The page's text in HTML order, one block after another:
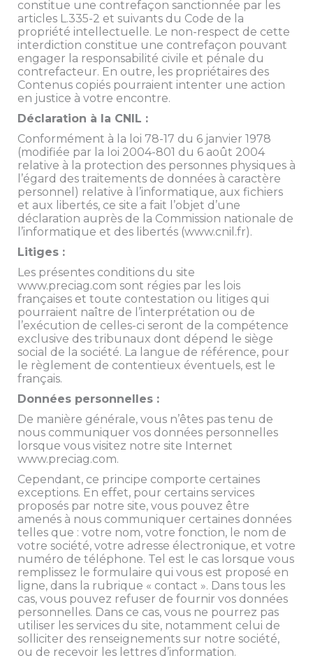
constitue une contrefaçon sanctionnée par les
articles L.335-2 et suivants du Code de la
propriété intellectuelle. Le non-respect de cette
interdiction constitue une contrefaçon pouvant
engager la responsabilité civile et pénale du
contrefacteur. En outre, les propriétaires des
Contenus copiés pourraient intenter une action
en justice à votre encontre.
Déclaration à la CNIL :
Conformément à la loi 78-17 du 6 janvier 1978
(modifiée par la loi 2004-801 du 6 août 2004
relative à la protection des personnes physiques à
l’égard des traitements de données à caractère
personnel) relative à l’informatique, aux fichiers
et aux libertés, ce site a fait l’objet d’une
déclaration auprès de la Commission nationale de
l’informatique et des libertés (www.cnil.fr).
Litiges :
Les présentes conditions du site
www.preciag.com sont régies par les lois
françaises et toute contestation ou litiges qui
pourraient naître de l’interprétation ou de
l’exécution de celles-ci seront de la compétence
exclusive des tribunaux dont dépend le siège
social de la société. La langue de référence, pour
le règlement de contentieux éventuels, est le
français.
Données personnelles :
De manière générale, vous n’êtes pas tenu de
nous communiquer vos données personnelles
lorsque vous visitez notre site Internet
www.preciag.com.
Cependant, ce principe comporte certaines
exceptions. En effet, pour certains services
proposés par notre site, vous pouvez être
amenés à nous communiquer certaines données
telles que : votre nom, votre fonction, le nom de
votre société, votre adresse électronique, et votre
numéro de téléphone. Tel est le cas lorsque vous
remplissez le formulaire qui vous est proposé en
ligne, dans la rubrique « contact ». Dans tous les
cas, vous pouvez refuser de fournir vos données
personnelles. Dans ce cas, vous ne pourrez pas
utiliser les services du site, notamment celui de
solliciter des renseignements sur notre société,
ou de recevoir les lettres d’information.